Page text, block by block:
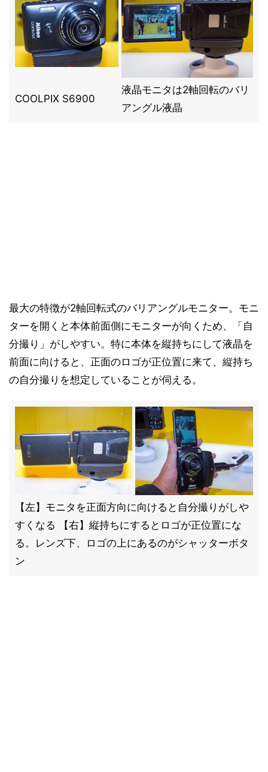
COOLPIX S6900
液晶モニタは2軸回転のバリ
アングル液晶
最大の特徴が2軸回転式のバリアングルモニター。モニ
ターを開くと本体前面側にモニターが向くため、「自
分撮り」がしやすい。特に本体を縦持ちにして液晶を
前面に向けると、正面のロゴが正位置に来て、縦持ち
の自分撮りを想定していることが伺える。
【左】モニタを正面方向に向けると自分撮りがしや
すくなる 【右】縦持ちにするとロゴが正位置にな
る。レンズ下、ロゴの上にあるのがシャッターボタ
ン